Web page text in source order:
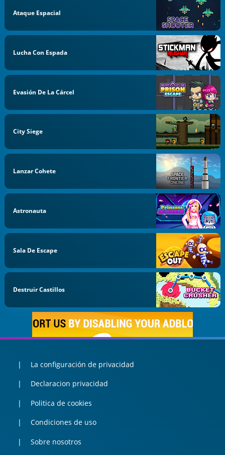
Ataque Espacial
Lucha Con Espada
Evasión De La Cárcel
City Siege
Lanzar Cohete
Astronauta
Sala De Escape
Destruir Castillos
La configuración de privacidad
Declaracion privacidad
Politica de cookies
Condiciones de uso
Sobre nosotros